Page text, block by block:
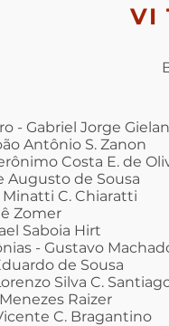
VI
- Gabriel Jorge
Antônio S. Zanon
Costa E. de
Augusto de Sousa
Minatti C. Chiaratti
Zomer
Saboia Hirt
- Gustavo
de Sousa
Silva C.
Raizer
C. Bragantino